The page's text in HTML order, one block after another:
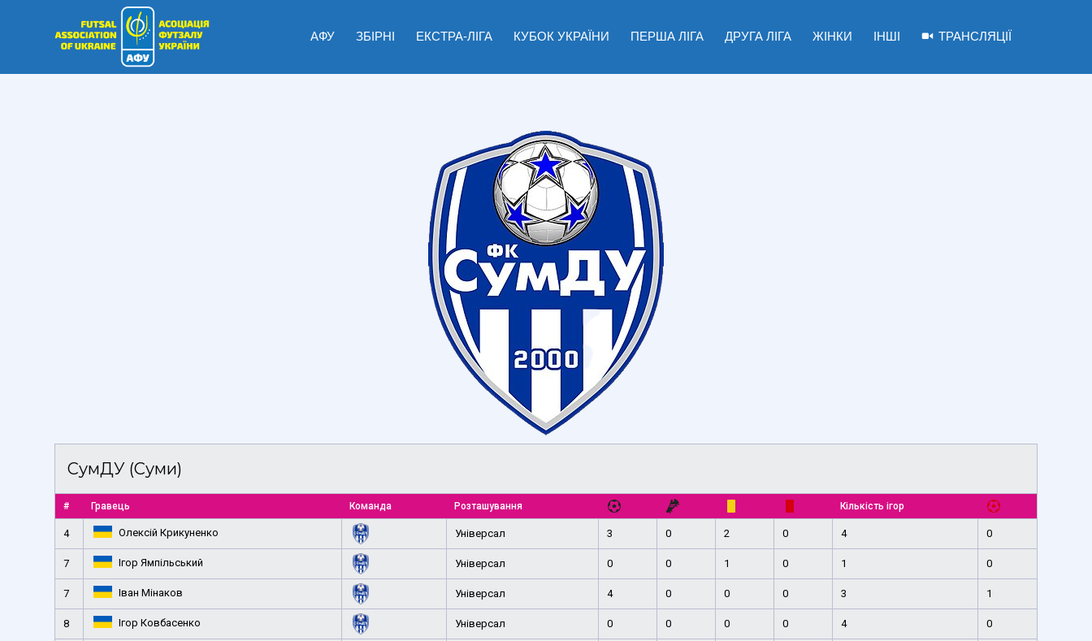
АФУ ЗБІРНІ ЕКСТРА-ЛІГА КУБОК УКРАЇНИ ПЕРША ЛІГА ДРУГА ЛІГА ЖІНКИ ІНШІ ТРАНСЛЯЦІЇ
СумДУ (Суми)
# Гравець Команда Розташування Кількість ігор
4 Олексій Крикуненко Універсал 3 0 2 0 4 0
7 Ігор Ямпільський Універсал 0 0 1 0 1 0
7 Іван Мінаков Універсал 4 0 0 0 3 1
8 Ігор Ковбасенко Універсал 0 0 0 0 4 0